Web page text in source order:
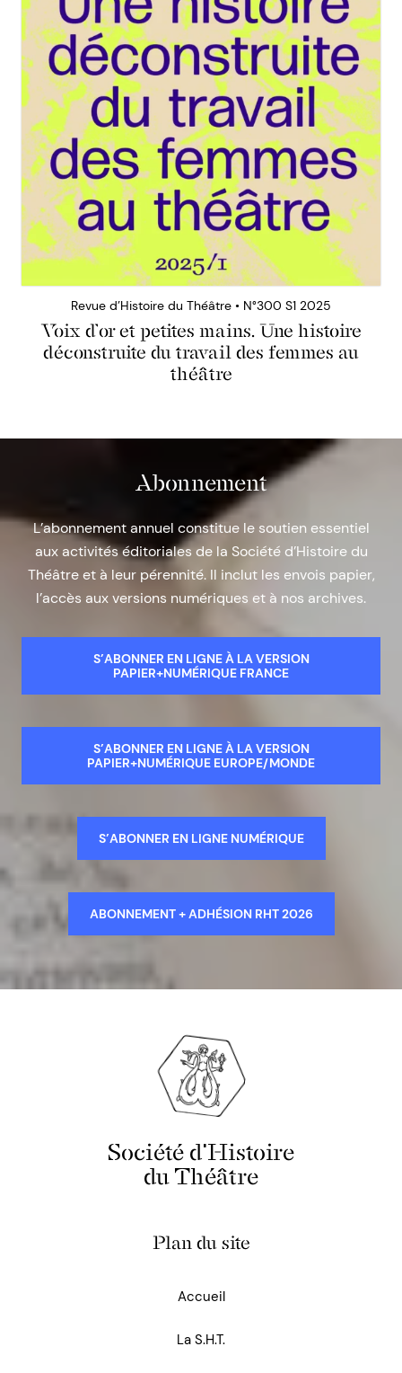
Revue d’Histoire du Théâtre • N°300 S1 2025
Voix d’or et petites mains. Une histoire
déconstruite du travail des femmes au
théâtre
Abonnement
L’abonnement annuel constitue le soutien essentiel
aux activités éditoriales de la Société d’Histoire du
Théâtre et à leur pérennité. Il inclut les envois papier,
l’accès aux versions numériques et à nos archives.
S’ABONNER EN LIGNE À LA VERSION
PAPIER+NUMÉRIQUE FRANCE
S’ABONNER EN LIGNE À LA VERSION
PAPIER+NUMÉRIQUE EUROPE/MONDE
S’ABONNER EN LIGNE NUMÉRIQUE
ABONNEMENT + ADHÉSION RHT 2026
Société d'Histoire
du Théâtre
Plan du site
Accueil
La S.H.T.